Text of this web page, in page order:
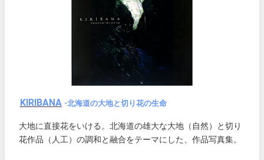
KIRIBANA -北海道の大地と切り花の生命
大地に直接花をいける。北海道の雄大な大地（自然）と切り
花作品（人工）の調和と融合をテーマにした、作品写真集。